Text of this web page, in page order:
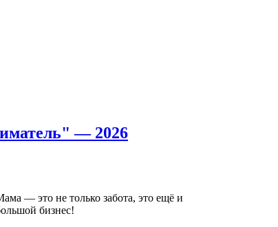
— 2026
— это не только забота, это ещё и
бизнес!